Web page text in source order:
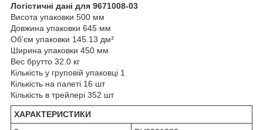
Логістичні дані для 9671008-03
Висота упаковки 500 мм
Довжина упаковки 645 мм
Об'єм упаковки 145.13 дм³
Ширина упаковки 450 мм
Вес брутто 32.0 кг
Кількість у груповій упаковці 1
Кількість на палеті 16 шт
Кількість в трейлері 352 шт
ХАРАКТЕРИСТИКИ